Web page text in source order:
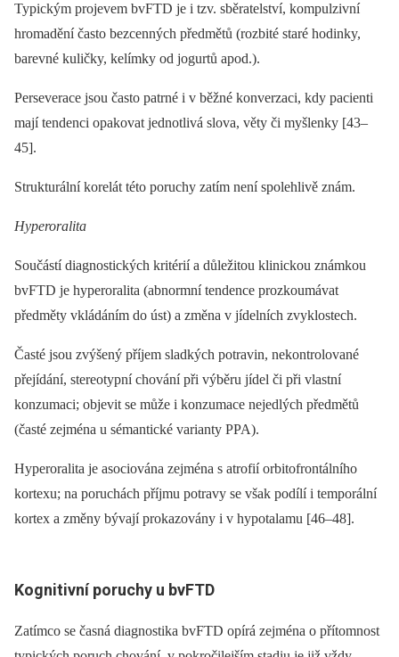
Typickým projevem bvFTD je i tzv. sběratelství, kompulzivní
hromadění často bezcenných předmětů (rozbité staré hodinky,
barevné kuličky, kelímky od jogurtů apod.).
Perseverace jsou často patrné i v běžné konverzaci, kdy pacienti
mají tendenci opakovat jednotlivá slova, věty či myšlenky [43–
45].
Strukturální korelát této poruchy zatím není spolehlivě znám.
Hyperoralita
Součástí dia­gnostických kritérií a důležitou klinickou známkou
bvFTD je hyperoralita (abnormní tendence prozkoumávat
předměty vkládáním do úst) a změna v jídelních zvyklostech.
Časté jsou zvýšený příjem sladkých potravin, nekontrolované
přejídání, stereotypní chování při výběru jídel či při vlastní
konzumaci; objevit se může i konzumace nejedlých předmětů
(časté zejména u sémantické varianty PPA).
Hyperoralita je asociována zejména s atrofií orbitofrontálního
kortexu; na poruchách příjmu potravy se však podílí i temporální
kortex a změny bývají prokazovány i v hypotalamu [46–48].
Kognitivní poruchy u bvFTD
Zatímco se časná dia­gnostika bvFTD opírá zejména o přítomnost